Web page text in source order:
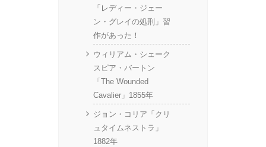
「レディー・ジェー
ン・グレイの処刑」習
作があった！
ウィリアム・シェーク
スピア・バートン
「The Wounded
Cavalier」1855年
ジョン・コリア「クリ
ュタイムネストラ」
1882年